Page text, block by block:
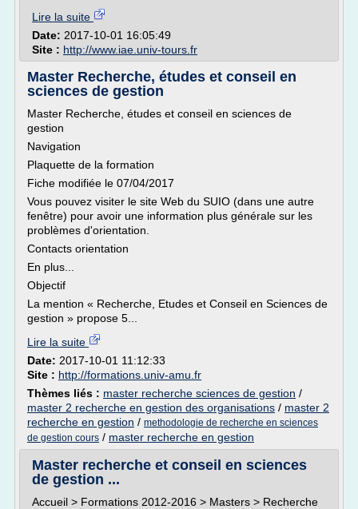
Lire la suite
Date: 2017-10-01 16:05:49
Site : http://www.iae.univ-tours.fr
Master Recherche, études et conseil en
sciences de gestion
Master Recherche, études et conseil en sciences de
gestion
Navigation
Plaquette de la formation
Fiche modifiée le 07/04/2017
Vous pouvez visiter le site Web du SUIO (dans une autre
fenêtre) pour avoir une information plus générale sur les
problèmes d'orientation.
Contacts orientation
En plus...
Objectif
La mention « Recherche, Etudes et Conseil en Sciences de
gestion » propose 5...
Lire la suite
Date: 2017-10-01 11:12:33
Site : http://formations.univ-amu.fr
Thèmes liés : master recherche sciences de gestion /
master 2 recherche en gestion des organisations / master 2
recherche en gestion / methodologie de recherche en sciences
de gestion cours / master recherche en gestion
Master recherche et conseil en sciences
de gestion ...
Accueil > Formations 2012-2016 > Masters > Recherche